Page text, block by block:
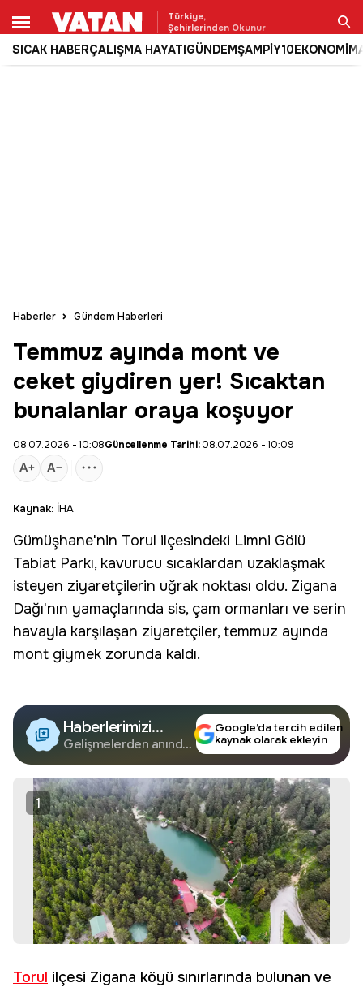
Türkiye,
Şehirlerinden Okunur
SICAK HABERÇALIŞMA HAYATIGÜNDEMŞAMPİY10EKONOMİ
Ara
Haberler Gündem Haberleri
Temmuz ayında mont ve
ceket giydiren yer! Sıcaktan
bunalanlar oraya koşuyor
08.07.2026 - 10:08Güncellenme Tarihi:08.07.2026 - 10:09
Kaynak: İHA
Gümüşhane'nin Torul ilçesindeki Limni Gölü
Tabiat Parkı, kavurucu sıcaklardan uzaklaşmak
isteyen ziyaretçilerin uğrak noktası oldu. Zigana
Dağı'nın yamaçlarında sis, çam ormanları ve serin
havayla karşılaşan ziyaretçiler, temmuz ayında
mont giymek zorunda kaldı.
Haberlerimizi
Google'da Takip
Edin
Gelişmelerden anında
Google’da tercih edilen
kaynak olarak ekleyin
1
Torul ilçesi Zigana köyü sınırlarında bulunan ve